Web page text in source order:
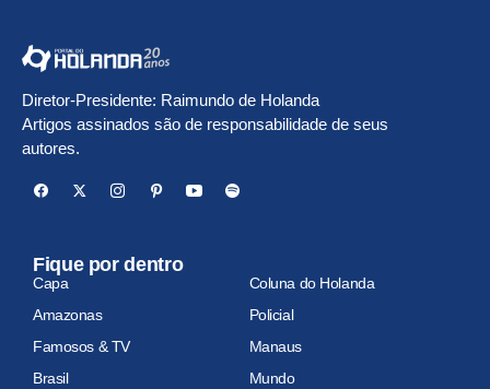
Diretor-Presidente: Raimundo de Holanda
Artigos assinados são de responsabilidade de seus
autores.
Fique por dentro
Capa
Coluna do Holanda
Amazonas
Policial
Famosos & TV
Manaus
Brasil
Mundo